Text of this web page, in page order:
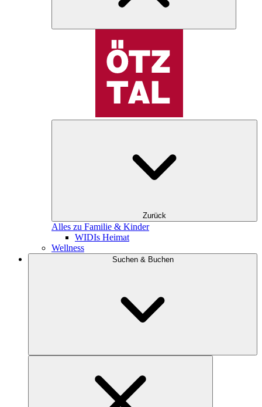
Zurück
Alles zu Familie & Kinder
WIDIs Heimat
Wellness
Suchen & Buchen